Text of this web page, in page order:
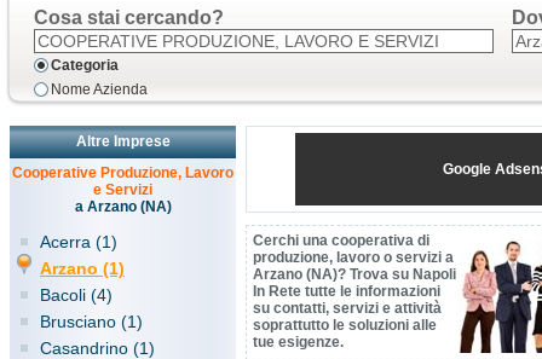
Cosa stai cercando?
Categoria
Nome Azienda
Altre Imprese
Cooperative Produzione, Lavoro
e Servizi
a Arzano (NA)
Acerra (1)
Arzano (1)
Bacoli (4)
Brusciano (1)
Casandrino (1)
Google
Cerchi una cooperativa di
produzione, lavoro o servizi a
Arzano (NA)? Trova su Napoli
In Rete tutte le informazioni
su contatti, servizi e attività
soprattutto le soluzioni alle
tue esigenze.